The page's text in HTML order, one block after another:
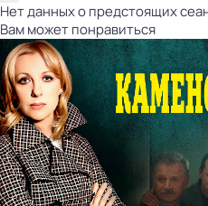
Нет данных о предстоящих
Вам может понравиться